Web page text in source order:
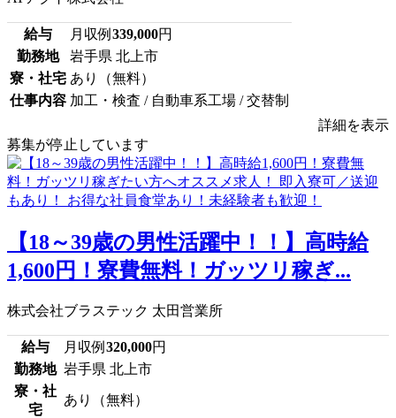
給与 月収例 339,000円
勤務地
岩手県 北上市
寮・社宅 あり（無料）
仕事内容 加工・検査 / 自動車系工場 / 交替制
詳細を表示
募集が停止しています
【18～39歳の男性活躍中！！】高時給
1,600円！寮費無料！ガッツリ稼ぎ...
株式会社ブラステック 太田営業所
給与 月収例 320,000円
勤務地 岩手県 北上市
寮・社
宅
あり（無料）